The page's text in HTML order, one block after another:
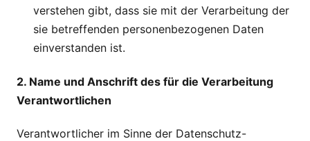
verstehen gibt, dass sie mit der Verarbeitung der
sie betreffenden personenbezogenen Daten
einverstanden ist.
2. Name und Anschrift des für die Verarbeitung
Verantwortlichen
Verantwortlicher im Sinne der Datenschutz-